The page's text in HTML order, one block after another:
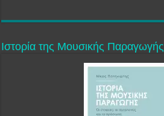
Ιστορία της Μουσικής Παραγωγής